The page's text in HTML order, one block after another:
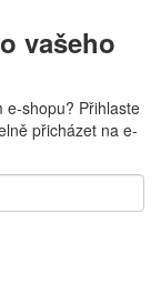
vašeho
e-shopu? Přihlaste
přicházet na e-